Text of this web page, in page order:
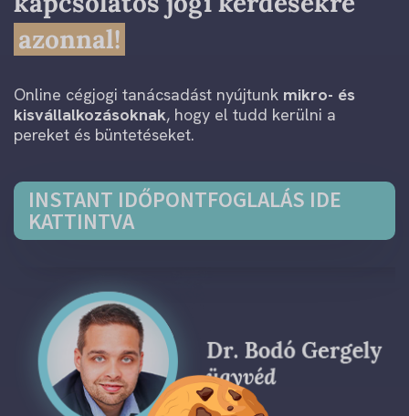
azonnal!
Online cégjogi tanácsadást nyújtunk mikro- és
kisvállalkozásoknak, hogy el tudd kerülni a
pereket és büntetéseket.
INSTANT IDŐPONTFOGLALÁS IDE
KATTINTVA